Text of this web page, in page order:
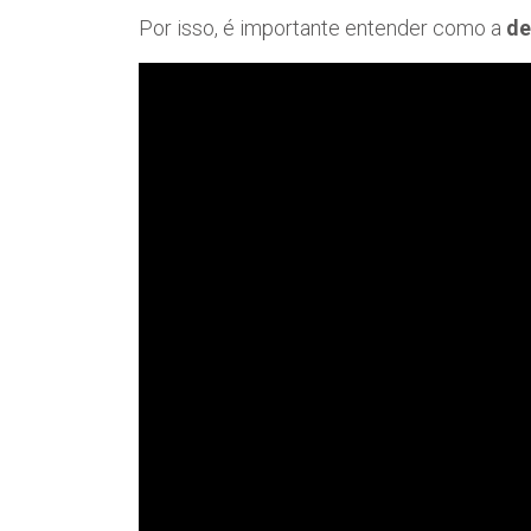
Por isso, é importante entender como a